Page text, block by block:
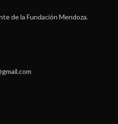
de la Fundación Mendoza.